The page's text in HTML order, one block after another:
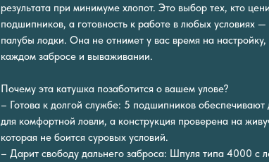
результата при минимуме хлопот. Это выбор тех, кто
подшипников, а готовность к работе в любых условиях
палубы лодки. Она не отнимет у вас время на настройку,
каждом забросе и вываживании.
Почему эта катушка позаботится о вашем улове?
– Готова к долгой службе: 5 подшипников обеспечивают
для комфортной ловли, а конструкция проверена на
которая не боится суровых условий.
– Дарит свободу дальнего заброса: Шпуля типа 4000 с